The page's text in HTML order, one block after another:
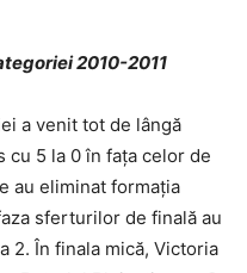
2010-2011
a venit tot de lângă
cu 5 la 0 în fața celor de
au eliminat formația
sferturilor de finală au
2. În finala mică, Victoria